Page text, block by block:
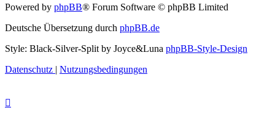
Powered by phpBB® Forum Software © phpBB Limited
Deutsche Übersetzung durch phpBB.de
Style: Black-Silver-Split by Joyce&Luna phpBB-Style-Design
Datenschutz | Nutzungsbedingungen